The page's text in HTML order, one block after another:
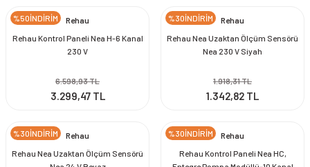
%50İNDİRİM
Rehau
Rehau Kontrol Paneli Nea H-6 Kanal
230 V
6.598,93 TL
3.299,47 TL
%30İNDİRİM
Rehau
Rehau Nea Uzaktan Ölçüm Sensörü
Nea 230 V Siyah
1.918,31 TL
1.342,82 TL
%30İNDİRİM
Rehau
Rehau Nea Uzaktan Ölçüm Sensörü
%30İNDİRİM
Rehau
Rehau Kontrol Paneli Nea HC,